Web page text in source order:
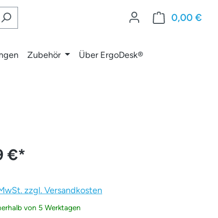
0,00 €
Zubehör Über ErgoDesk®
€*
zzgl. Versandkosten
von 5 Werktagen